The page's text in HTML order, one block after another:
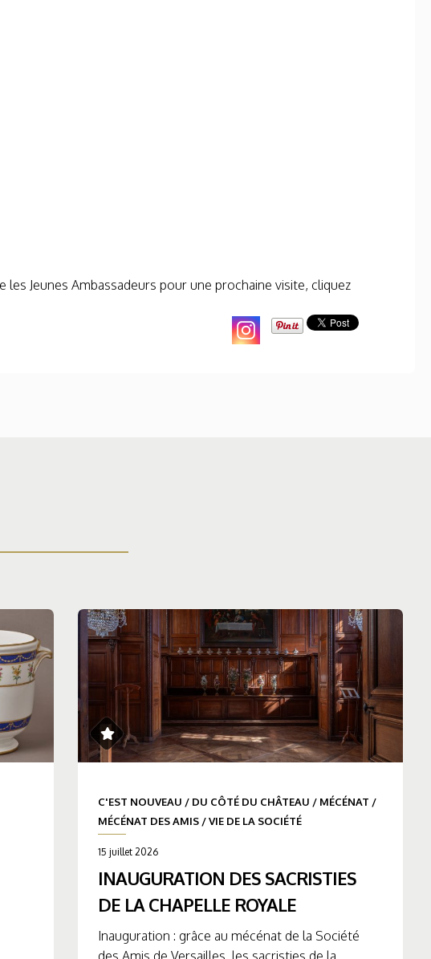
les Jeunes Ambassadeurs pour une prochaine visite, cliquez
C'EST NOUVEAU / DU CÔTÉ DU CHÂTEAU / MÉCÉNAT /
MÉCÉNAT DES AMIS /VIE DE LA SOCIÉTÉ
15 juillet 2026
INAUGURATION DES SACRISTIES
DE LA CHAPELLE ROYALE
Inauguration : grâce au mécénat de la Société